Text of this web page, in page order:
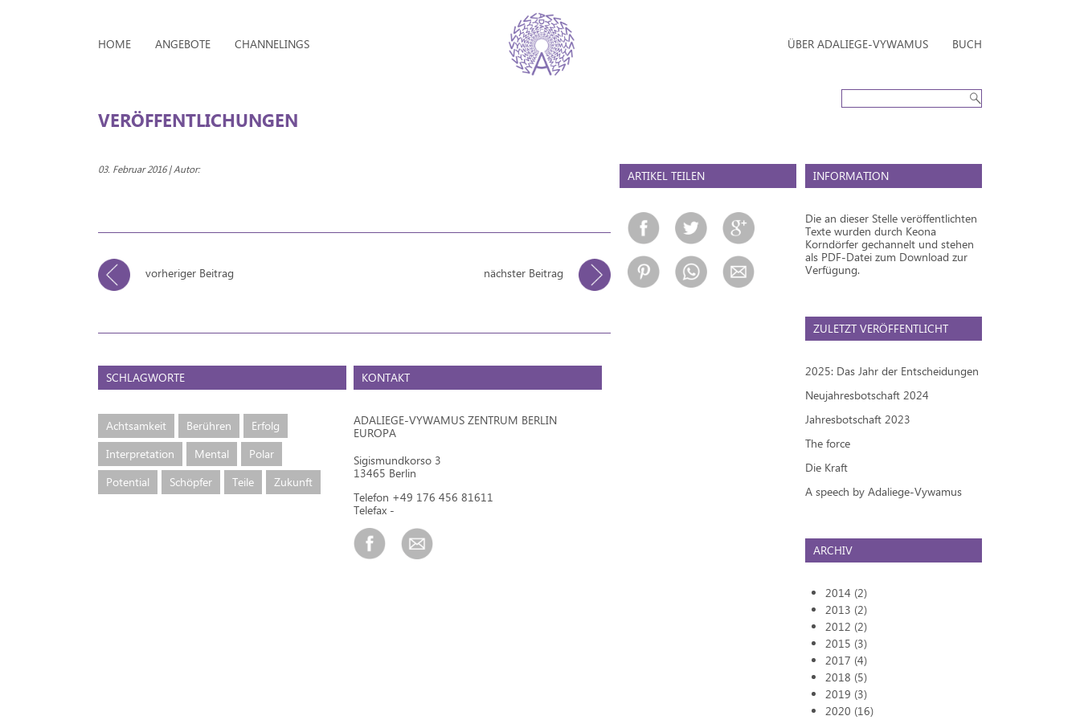
HOME ANGEBOTE CHANNELINGS ÜBER ADALIEGE-VYWAMUS BUCH
VERÖFFENTLICHUNGEN
03. Februar 2016 | Autor:
vorheriger Beitrag nächster Beitrag
SCHLAGWORTE
Achtsamkeit Berühren
Erfolg
Interpretation
Mental
Polar
Potential
Schöpfer Teile Zukunft
KONTAKT
ADALIEGE-VYWAMUS ZENTRUM BERLIN
EUROPA
Sigismundkorso 3
13465 Berlin
Telefon +49 176 456 81611
Telefax -
ARTIKEL TEILEN INFORMATION
Die an dieser Stelle veröffentlichten
Texte wurden durch Keona
Korndörfer gechannelt und stehen
als PDF-Datei zum Download zur
Verfügung.
ZULETZT VERÖFFENTLICHT
2025: Das Jahr der Entscheidungen
Neujahresbotschaft 2024
Jahresbotschaft 2023
The force
Die Kraft
A speech by Adaliege-Vywamus
ARCHIV
2014 (2)
2013 (2)
2012 (2)
2015 (3)
2017 (4)
2018 (5)
2019 (3)
2020 (16)